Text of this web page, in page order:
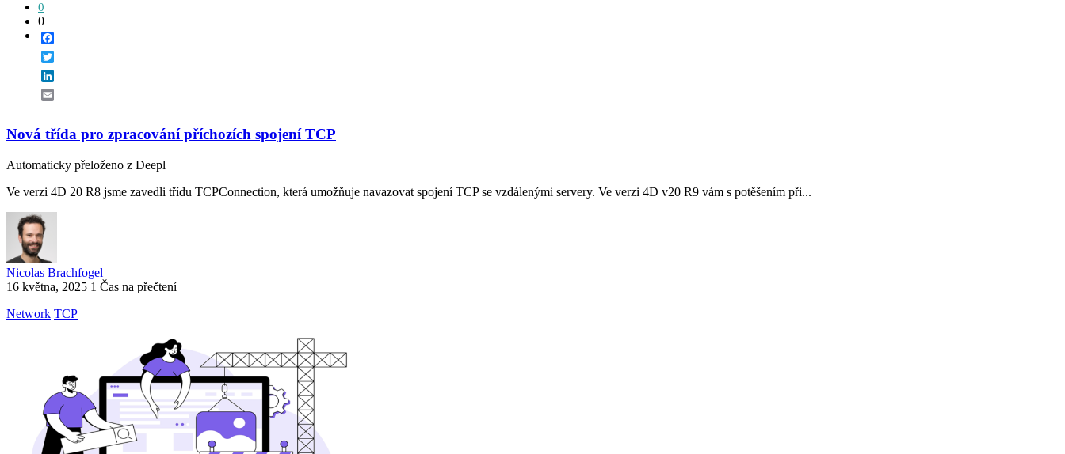
0
0
Nová třída pro zpracování příchozích spojení TCP
Automaticky přeloženo z Deepl
Ve verzi 4D 20 R8 jsme zavedli třídu TCPConnection, která umožňuje navazovat spojení TCP se vzdálenými servery. Ve verzi 4D v20 R9 vám s potěšením při...
Nicolas Brachfogel
16 května, 2025 1 Čas na přečtení
Network TCP